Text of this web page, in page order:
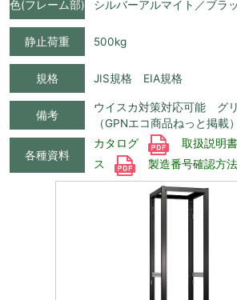
色(フレーム部) シルバーアルマイト／ブラ
静止荷重 500kg
規格 JIS規格 EIA規格
備考
ウイスカ対策対応可能 グ
（GPNエコ商品ねっと掲載）
各種資料
カタログ 取扱説明書
ス
製造番号確認方法